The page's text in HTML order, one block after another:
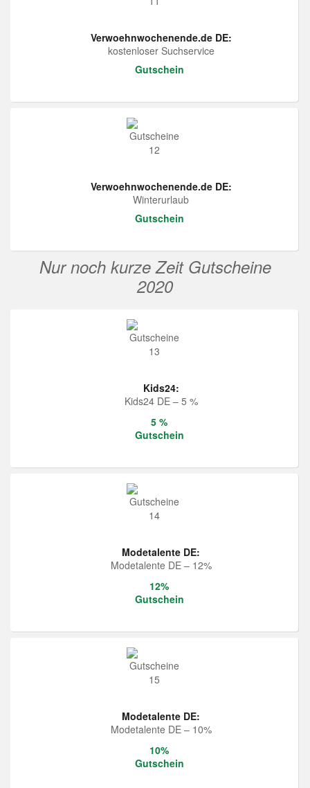
Verwoehnwochenende.de DE:
kostenloser Suchservice
Gutschein
Verwoehnwochenende.de DE:
Winterurlaub
Gutschein
Nur noch kurze Zeit Gutscheine
2020
Kids24:
Kids24 DE – 5 %
5 %
Gutschein
Modetalente DE:
Modetalente DE – 12%
12%
Gutschein
Modetalente DE:
Modetalente DE – 10%
10%
Gutschein